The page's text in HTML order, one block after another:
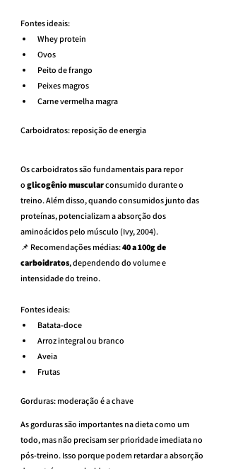
Fontes ideais:
Whey protein
Ovos
Peito de frango
Peixes magros
Carne vermelha magra
Carboidratos: reposição de energia
Os carboidratos são fundamentais para repor
o glicogênio muscular consumido durante o
treino. Além disso, quando consumidos junto das
proteínas, potencializam a absorção dos
aminoácidos pelo músculo (Ivy, 2004).
📌 Recomendações médias: 40 a 100g de
carboidratos, dependendo do volume e
intensidade do treino.
Fontes ideais:
Batata-doce
Arroz integral ou branco
Aveia
Frutas
Gorduras: moderação é a chave
As gorduras são importantes na dieta como um
todo, mas não precisam ser prioridade imediata no
pós-treino. Isso porque podem retardar a absorção